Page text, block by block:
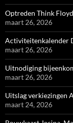
Optreden Think
maart 26, 2026
Activiteitenkalender
maart 26, 2026
Uitnodiging
maart 26, 2026
Uitslag verkiezingen
maart 24, 2026